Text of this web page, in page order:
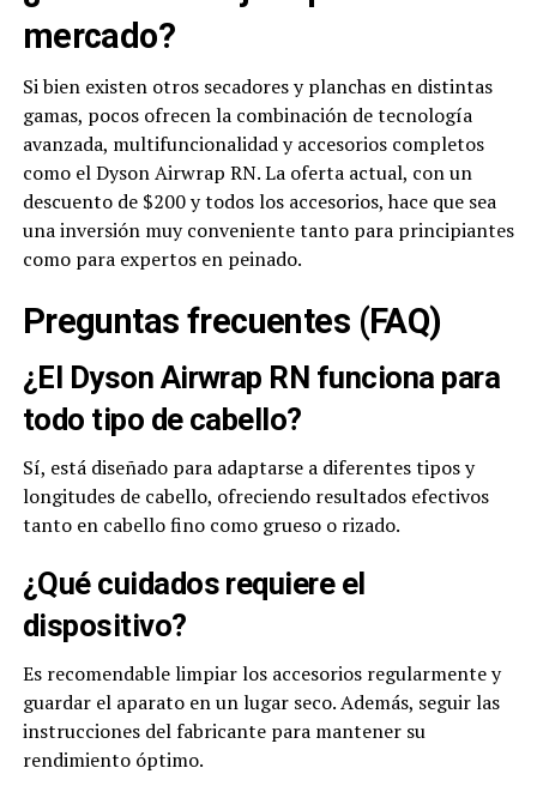
mercado?
Si bien existen otros secadores y planchas en distintas
gamas, pocos ofrecen la combinación de tecnología
avanzada, multifuncionalidad y accesorios completos
como el Dyson Airwrap RN. La oferta actual, con un
descuento de $200 y todos los accesorios, hace que sea
una inversión muy conveniente tanto para principiantes
como para expertos en peinado.
Preguntas frecuentes (FAQ)
¿El Dyson Airwrap RN funciona para
todo tipo de cabello?
Sí, está diseñado para adaptarse a diferentes tipos y
longitudes de cabello, ofreciendo resultados efectivos
tanto en cabello fino como grueso o rizado.
¿Qué cuidados requiere el
dispositivo?
Es recomendable limpiar los accesorios regularmente y
guardar el aparato en un lugar seco. Además, seguir las
instrucciones del fabricante para mantener su
rendimiento óptimo.